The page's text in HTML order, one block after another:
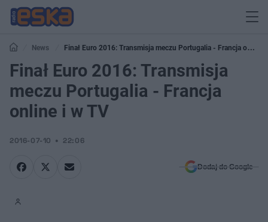
News
Finał Euro 2016: Transmisja meczu Portugalia - Francja online
i w TV
Finał Euro 2016: Transmisja
meczu Portugalia - Francja
online i w TV
2016-07-10 22:06
Dodaj do Google